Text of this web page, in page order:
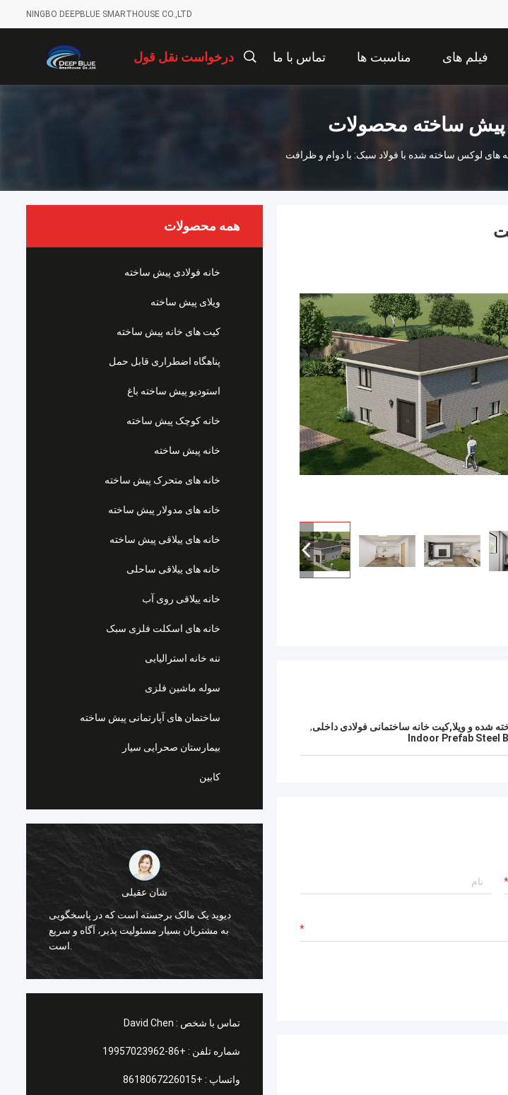
NINGBO DEEPBLUE SMARTHOUSE CO.,LTD
فیلم های مناسبت ها تماس با ما درخواست نقل قول
پیش ساخته محصولات
های لوکس ساخته شده با فولاد سبک: با دوام و ظرافت
همه محصولات
خانه فولادی پیش ساخته
ویلای پیش ساخته
کیت های خانه پیش ساخته
پناهگاه اضطراری قابل حمل
استودیو پیش ساخته باغ
خانه کوچک پیش ساخته
خانه پیش ساخته
خانه های متحرک پیش ساخته
خانه های مدولار پیش ساخته
خانه های ییلاقی پیش ساخته
خانه های ییلاقی ساحلی
خانه ییلاقی روی آب
خانه های اسکلت فلزی سبک
ننه خانه استرالیایی
سوله ماشین فلزی
ساختمان های آپارتمانی پیش ساخته
بیمارستان صحرایی سیار
کابین
شان عقیلی
دیوید یک مالک برجسته است که در پاسخگویی
به مشتریان بسیار مسئولیت پذیر، آگاه و سریع
افرادی که به دنبال راه حل های مسکن با قاب
تماس با شخص : David Chen
شماره تلفن : +86-19957023962
واتساپ : +8618067226015
و ویلا,کیت خانه ساختمانی فولادی داخلی,
Indoor Prefab Steel